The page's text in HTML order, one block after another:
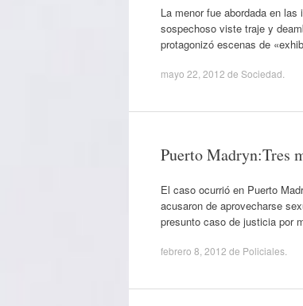
La menor fue abordada en
sospechoso viste traje y
protagonizó escenas de
mayo 22, 2012 de Sociedad
Puerto Madryn:Tres
El caso ocurrió en Puerto
acusaron de aprovecharse
presunto caso de justicia por
febrero 8, 2012 de Policiales